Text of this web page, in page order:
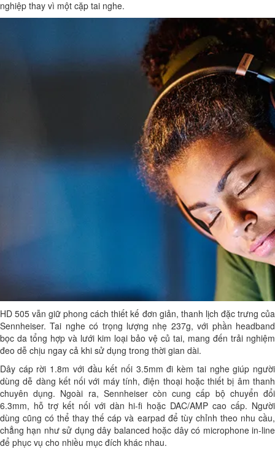
nghiệp thay vì một cặp tai nghe.
HD 505 vẫn giữ phong cách thiết kế đơn giản, thanh lịch đặc trưng của
Sennheiser. Tai nghe có trọng lượng nhẹ 237g, với phần headband
bọc da tổng hợp và lưới kim loại bảo vệ củ tai, mang đến trải nghiệm
đeo dễ chịu ngay cả khi sử dụng trong thời gian dài.
Dây cáp rời 1.8m với đầu kết nối 3.5mm đi kèm tai nghe giúp người
dùng dễ dàng kết nối với máy tính, điện thoại hoặc thiết bị âm thanh
chuyên dụng. Ngoài ra, Sennheiser còn cung cấp bộ chuyển đổi
6.3mm, hỗ trợ kết nối với dàn hi-fi hoặc DAC/AMP cao cấp. Người
dùng cũng có thể thay thế cáp và earpad để tùy chỉnh theo nhu cầu,
chẳng hạn như sử dụng dây balanced hoặc dây có microphone in-line
để phục vụ cho nhiều mục đích khác nhau.